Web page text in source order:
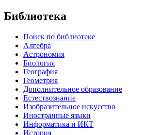
Библиотека
Поиск по библиотеке
Алгебра
Астрономия
Биология
География
Геометрия
Дополнительное образование
Естествознание
Изобразительное искусство
Иностранные языки
Информатика и ИКТ
История